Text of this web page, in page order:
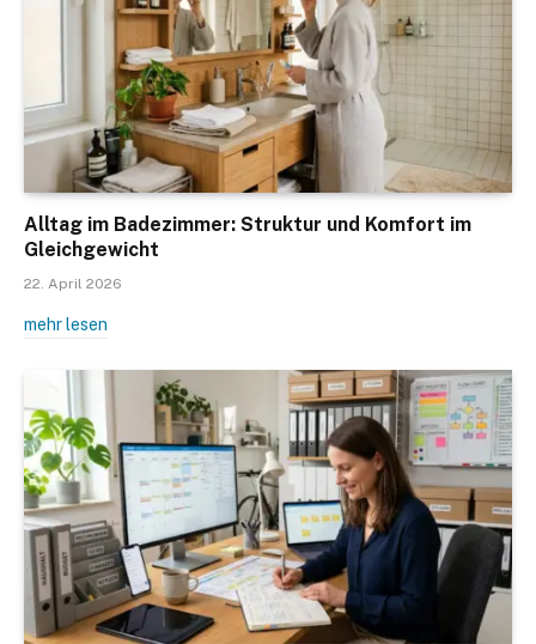
Alltag im Badezimmer: Struktur und Komfort im
Gleichgewicht
22. April 2026
mehr lesen